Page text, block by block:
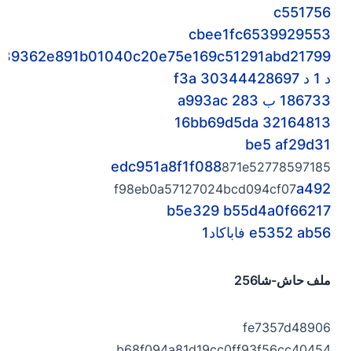
c551756
cbee1fc6539929553
21799
د 1 د 30344428697 f3a
186733 ب 283 a993ac
16bb69d5da 32164813
be5 af29d31
edc951a8f1f088871e52778597185
f98eb0a57127024bcd094cf07a492
b5e329 b55d4a0f66217
e5352 ab56 فاباكاد1
ملف حاش-شا256
fe7357d48906